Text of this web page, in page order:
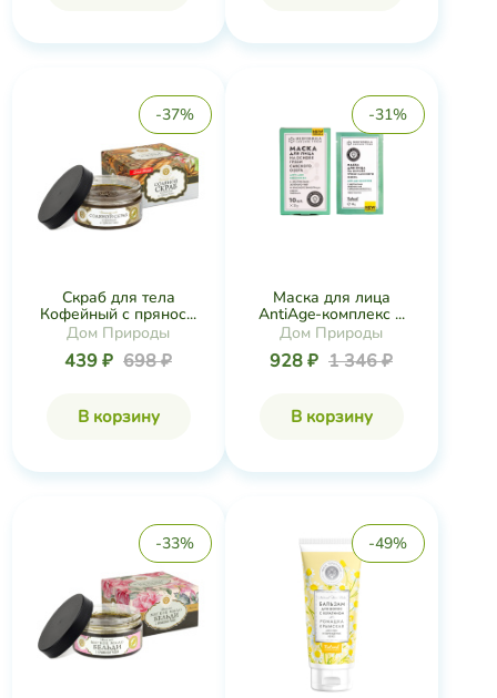
-37%
Скраб для тела
Кофейный с прянос...
Дом Природы
439 ₽ 698 ₽
В корзину
-31%
Маска для лица
AntiAge-комплекс ...
Дом Природы
928 ₽ 1 346 ₽
В корзину
-33% -49%